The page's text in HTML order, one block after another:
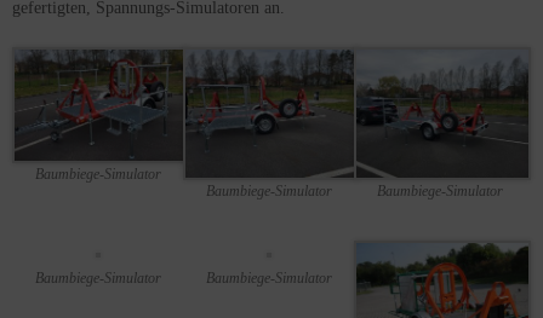
gefertigten, Spannungs-Simulatoren an.
Baumbiege-Simulator
Baumbiege-Simulator
Baumbiege-Simulator
Baumbiege-Simulator Baumbiege-Simulator